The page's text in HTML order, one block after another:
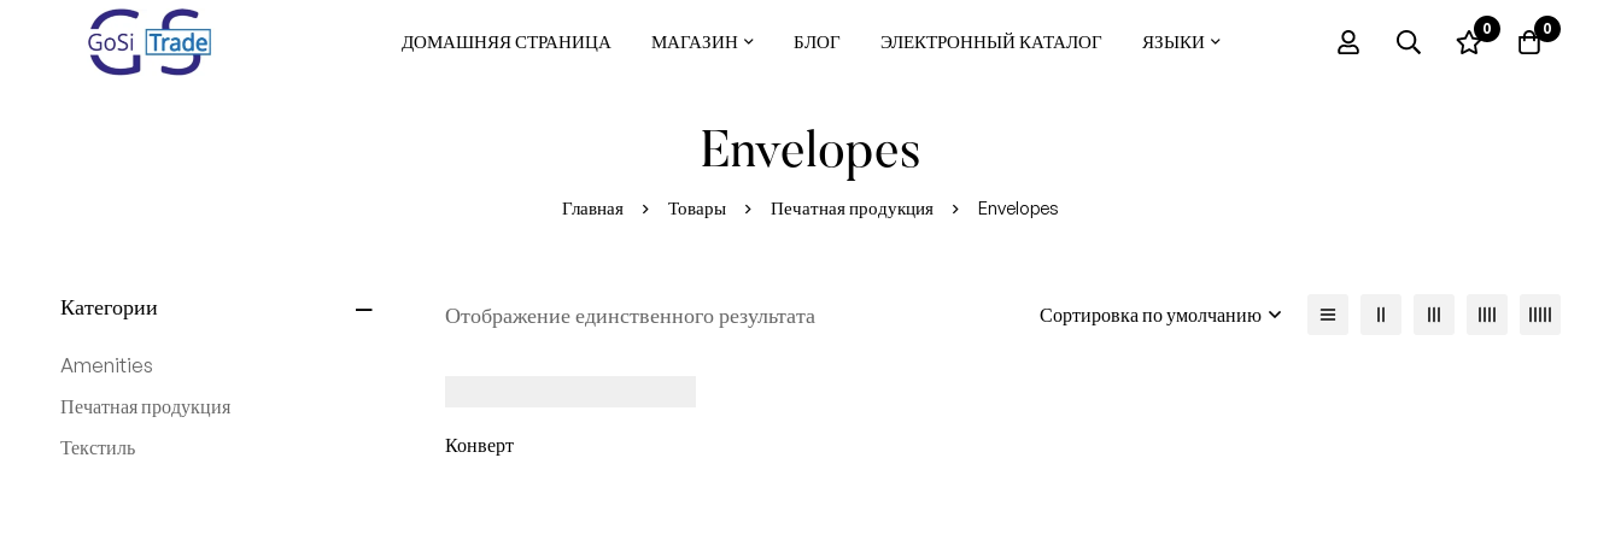
ДОМАШНЯЯ СТРАНИЦА МАГАЗИН БЛОГ ЭЛЕКТРОННЫЙ КАТАЛОГ ЯЗЫКИ
0 0
Envelopes
Главная Товары Печатная продукция Envelopes
Категории
Amenities
Печатная продукция
Текстиль
Отображение единственного результата Сортировка по умолчанию
Конверт